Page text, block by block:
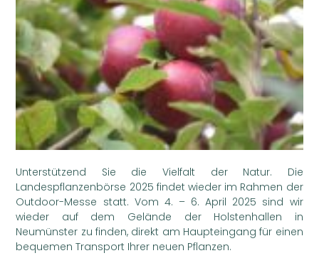
Unterstützend Sie die Vielfalt der Natur. Die
Landespflanzenbörse 2025 findet wieder im Rahmen der
Outdoor-Messe statt. Vom 4. – 6. April 2025 sind wir
wieder auf dem Gelände der Holstenhallen in
Neumünster zu finden, direkt am Haupteingang für einen
bequemen Transport Ihrer neuen Pflanzen.